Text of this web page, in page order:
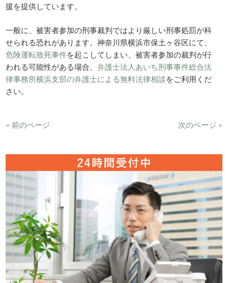
援を提供しています。
一般に、被害者参加の刑事裁判ではより厳しい刑事処罰が科
せられる恐れがあります。神奈川県横浜市保土ヶ谷区にて、
危険運転致死事件を起こしてしまい、被害者参加の裁判が行
われる可能性がある場合、弁護士法人あいち刑事事件総合法
律事務所横浜支部の弁護士による無料法律相談をご利用くだ
さい。
« 前のページ 次のページ »